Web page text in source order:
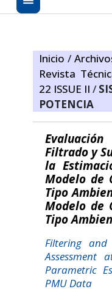
Inicio /
Revista
22 ISSUE II /
POTENCIA
Filtrado y
la
Modelo de
Tipo
Modelo de
Tipo
Filtering and
Assessment
Parametric
PMU Data